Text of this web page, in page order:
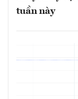
tuần này